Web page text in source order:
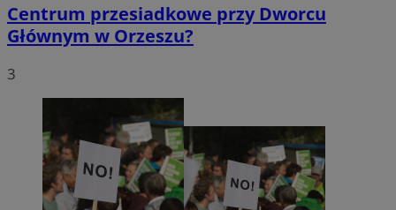
Centrum przesiadkowe przy Dworcu
Głównym w Orzeszu?
3